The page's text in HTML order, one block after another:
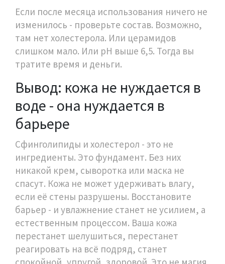
Если после месяца использования ничего не
изменилось - проверьте состав. Возможно,
там нет холестерола. Или церамидов
слишком мало. Или pH выше 6,5. Тогда вы
тратите время и деньги.
Вывод: кожа не нуждается в
воде - она нуждается в
барьере
Сфинголипиды и холестерол - это не
ингредиенты. Это фундамент. Без них
никакой крем, сыворотка или маска не
спасут. Кожа не может удерживать влагу,
если её стены разрушены. Восстановите
барьер - и увлажнение станет не усилием, а
естественным процессом. Ваша кожа
перестанет шелушиться, перестанет
реагировать на всё подряд, станет